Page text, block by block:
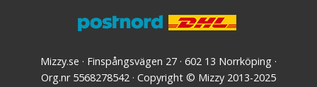
Mizzy.se · Finspångsvägen 27 · 602 13 Norrköping ·
Org.nr 5568278542 · Copyright © Mizzy 2013-2025